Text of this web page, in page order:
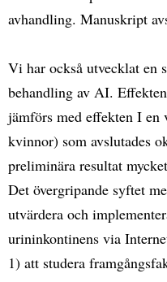
avhandling. Manuskript
Vi har också utvecklat en
behandling av AI.
jämförs med effekten I en
kvinnor) som avslutades
preliminära resultat
Det övergripande syftet
utvärdera och
urininkontinens via
1) att studera